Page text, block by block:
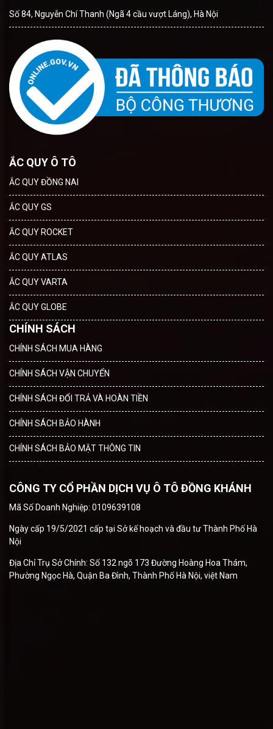
Số 84, Nguyễn Chí Thanh (Ngã 4 cầu vượt Láng), Hà Nội
ẮC QUY Ô TÔ
ẮC QUY ĐỒNG NAI
ẮC QUY GS
ẮC QUY ROCKET
ẮC QUY ATLAS
ẮC QUY VARTA
ẮC QUY GLOBE
CHÍNH SÁCH
CHÍNH SÁCH MUA HÀNG
CHÍNH SÁCH VẬN CHUYỂN
CHÍNH SÁCH ĐỔI TRẢ VÀ HOÀN TIỀN
CHÍNH SÁCH BẢO HÀNH
CHÍNH SÁCH BẢO MẬT THÔNG TIN
CÔNG TY CỔ PHẦN DỊCH VỤ Ô TÔ ĐỒNG KHÁNH
Mã Số Doanh Nghiệp: 0109639108
Ngày cấp 19/5/2021 cấp tại Sở kế hoạch và đầu tư Thành Phố Hà
Nội
Địa Chỉ Trụ Sở Chính: Số 132 ngõ 173 Đường Hoàng Hoa Thám,
Phường Ngọc Hà, Quận Ba Đình, Thành Phố Hà Nội, việt Nam